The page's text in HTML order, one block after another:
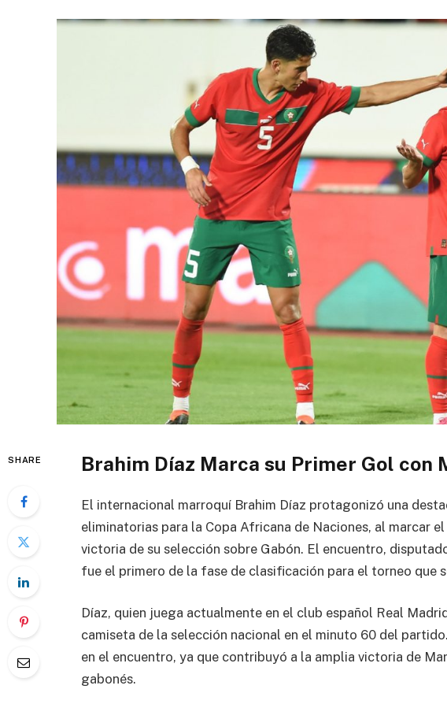
SHARE Brahim Díaz Marca su Primer Gol con
El internacional marroquí Brahim Díaz protagonizó una
eliminatorias para la Copa Africana de Naciones, al marcar
victoria de su selección sobre Gabón. El encuentro,
fue el primero de la fase de clasificación para el torneo que
Díaz, quien juega actualmente en el club español Real
camiseta de la selección nacional en el minuto 60 del
en el encuentro, ya que contribuyó a la amplia victoria de
gabonés.